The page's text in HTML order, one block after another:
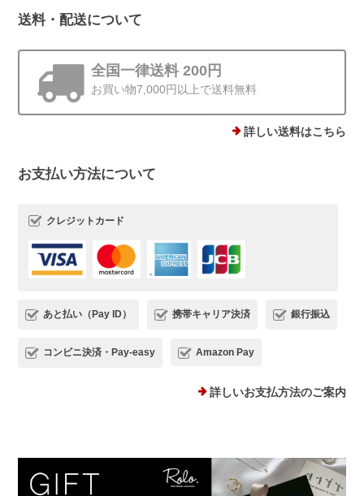
送料・配送について
全国一律送料 200円
お買い物7,000円以上で送料無料
詳しい送料はこちら
お支払い方法について
クレジットカード
あと払い（Pay ID） 携帯キャリア決済 銀行振込
コンビニ決済・Pay-easy Amazon Pay
詳しいお支払方法のご案内